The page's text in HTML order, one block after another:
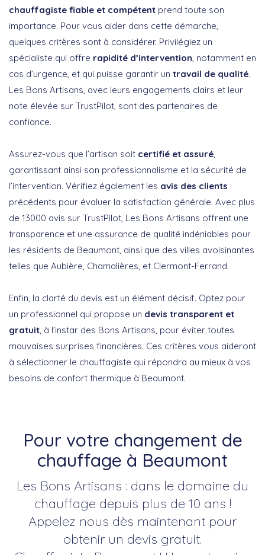
chauffagiste fiable et compétent prend toute son
importance. Pour vous aider dans cette démarche,
quelques critères sont à considérer. Privilégiez un
spécialiste qui offre rapidité d’intervention , notamment en
cas d’urgence, et qui puisse garantir un travail de qualité.
Les Bons Artisans, avec leurs engagements clairs et leur
note élevée sur TrustPilot, sont des partenaires de
confiance.
Assurez-vous que l’artisan soit certifié et assuré
garantissant ainsi son professionnalisme et la sécurité de
l’intervention. Vérifiez également les avis des clients
précédents pour évaluer la satisfaction générale. Avec plus
de 13000 avis sur TrustPilot, Les Bons Artisans offrent une
transparence et une assurance de qualité indéniables pour
les résidents de Beaumont, ainsi que des villes avoisinantes
telles que Aubière, Chamalières, et Clermont-Ferrand.
Enfin, la clarté du devis est un élément décisif. Optez pour
un professionnel qui propose un devis transparent et
gratuit , à l’instar des Bons Artisans, pour éviter toutes
mauvaises surprises financières. Ces critères vous aideront
à sélectionner le chauffagiste qui répondra au mieux à vos
besoins de confort thermique à Beaumont.
Pour votre changement de
chauffage à Beaumont
Les Bons Artisans : dans le domaine du
chauffage depuis plus de 10 ans !
Appelez nous dès maintenant pour
obtenir un devis gratuit.